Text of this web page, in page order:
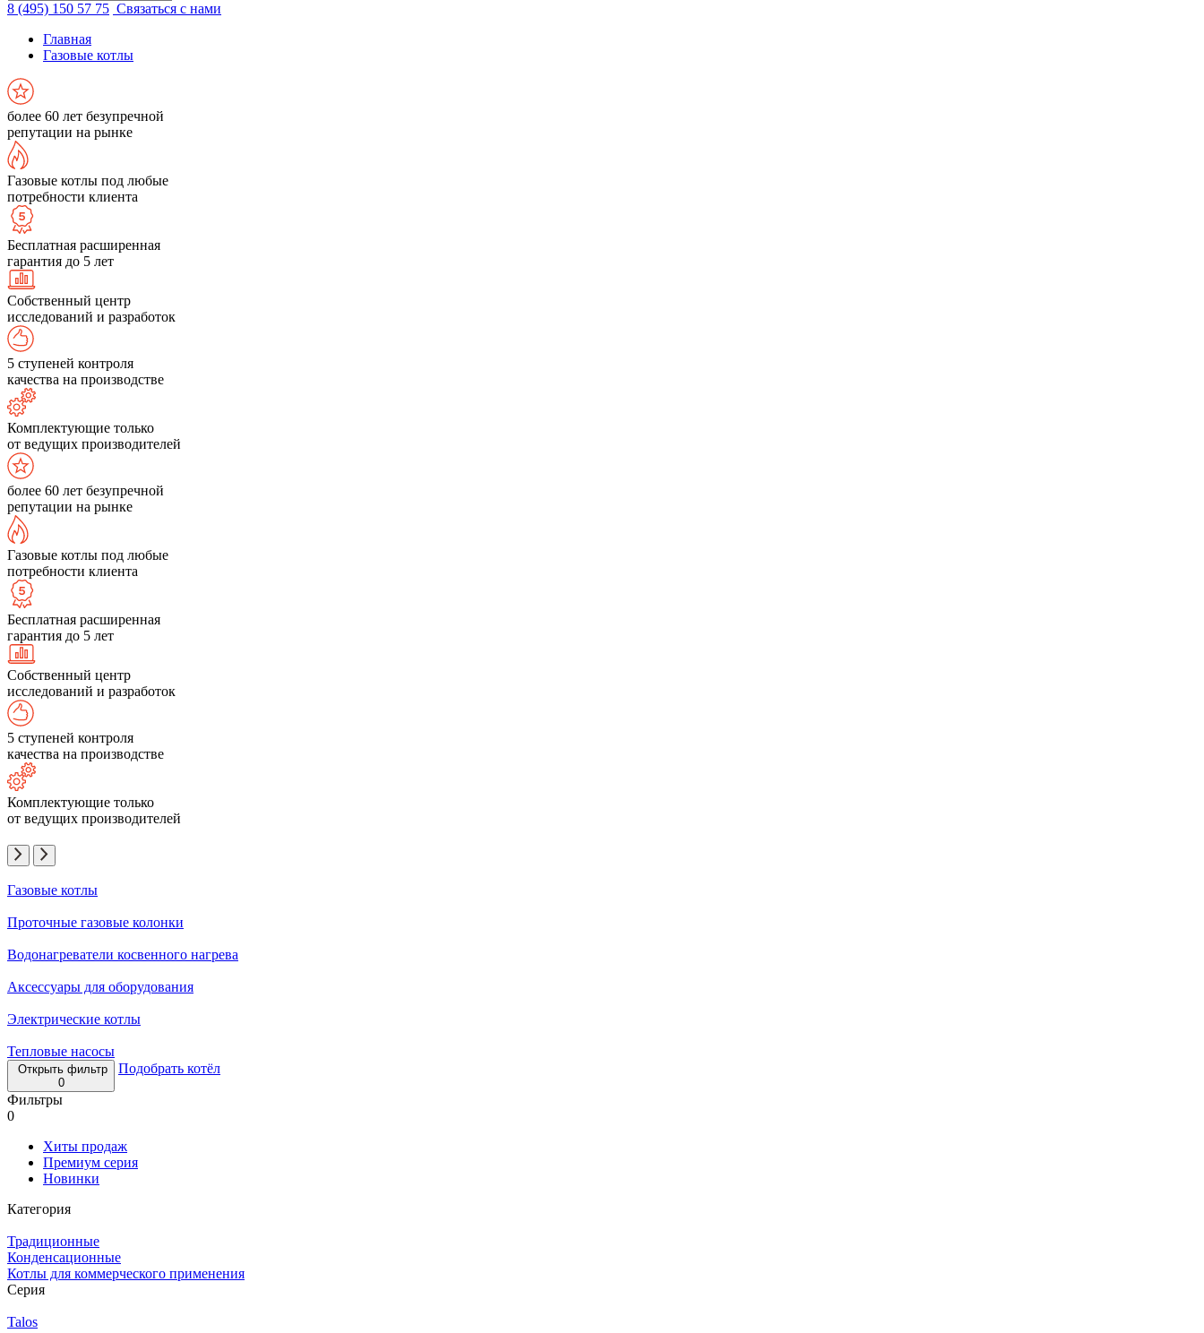
8 (495) 150 57 75 Связаться с нами
Главная
Газовые котлы
более 60 лет безупречной
репутации на рынке
Газовые котлы под любые
потребности клиента
Бесплатная расширенная
гарантия до 5 лет
Собственный центр
исследований и разработок
5 ступеней контроля
качества на производстве
Комплектующие только
от ведущих производителей
более 60 лет безупречной
репутации на рынке
Газовые котлы под любые
потребности клиента
Бесплатная расширенная
гарантия до 5 лет
Собственный центр
исследований и разработок
5 ступеней контроля
качества на производстве
Комплектующие только
от ведущих производителей
Газовые котлы
Проточные газовые колонки
Водонагреватели косвенного нагрева
Аксессуары для оборудования
Электрические котлы
Тепловые насосы
Открыть фильтр
0
Подобрать котёл
Фильтры
0
Хиты продаж
Премиум серия
Новинки
Категория
Традиционные
Конденсационные
Котлы для коммерческого применения
Серия
Talos